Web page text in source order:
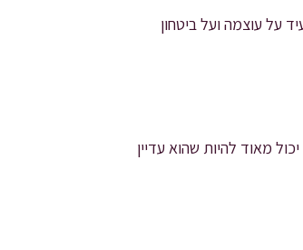
על עוצמה ועל ביטחון
מאוד להיות שהוא עדיין